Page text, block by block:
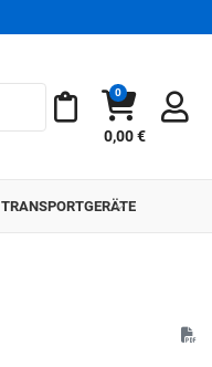
Meine Merkliste
Warenkorb
0
0,00 €
TRANSPORTGERÄTE